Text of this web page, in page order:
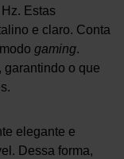
Estas
e claro. Conta
gaming.
garantindo o que
elegante e
Dessa forma,